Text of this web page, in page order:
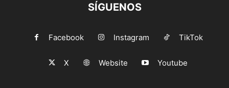
SÍGUENOS
Facebook Instagram TikTok
X Website Youtube